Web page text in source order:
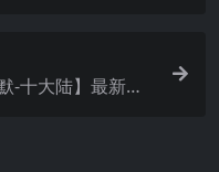
-十大陆】最新整